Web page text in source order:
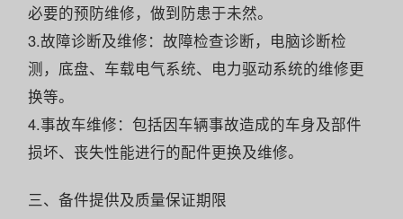
必要的预防维修，做到防患于未然。
3.故障诊断及维修：故障检查诊断，电脑诊断检
测，底盘、车载电气系统、电力驱动系统的维修更
换等。
4.事故车维修：包括因车辆事故造成的车身及部件
损坏、丧失性能进行的配件更换及维修。
三、备件提供及质量保证期限